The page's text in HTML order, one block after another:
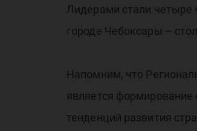
Лидерами стали четыре
городе Чебоксары –
Напомним, что
является
тенденций развития